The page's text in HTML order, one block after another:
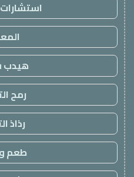
هيدب
رمح
رذاذ
طعم